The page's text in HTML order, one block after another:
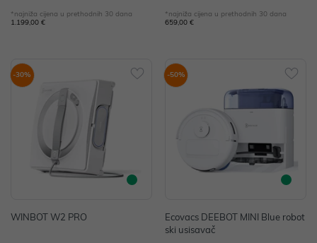
*najniža cijena u prethodnih 30 dana
1.199,00 €
*najniža cijena u prethodnih 30 dana
659,00 €
-30%
WINBOT W2 PRO
-50%
Ecovacs DEEBOT MINI Blue robot
ski usisavač